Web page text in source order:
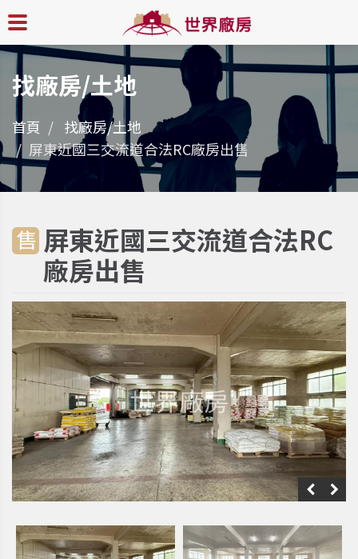
找廠房/土地
首頁
找廠房/土地
屏東近國三交流道合法RC廠房出售
售 屏東近國三交流道合法RC
廠房出售